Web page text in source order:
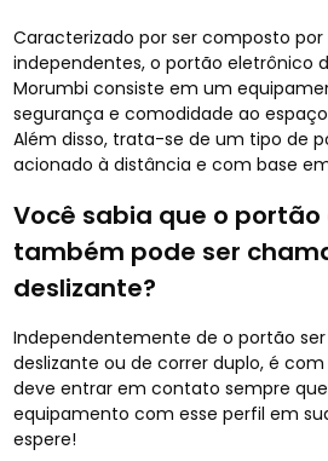
Caracterizado por ser composto por
independentes, o portão eletrônico
Morumbi consiste em um
segurança e comodidade ao
Além disso, trata-se de um tipo de
acionado à distância e com base
Você sabia que o
também pode ser
deslizante?
Independentemente de o portão
deslizante ou de correr duplo, é
deve entrar em contato sempre
equipamento com esse perfil em
espere!